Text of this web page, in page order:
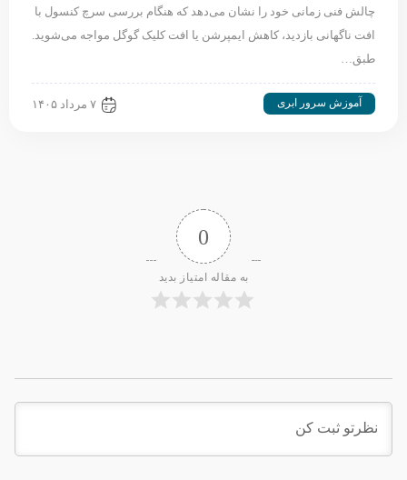
چالش فنی زمانی خود را نشان می‌دهد که هنگام بررسی سرچ کنسول با
افت ناگهانی بازدید، کاهش ایمپرشن یا افت کلیک گوگل مواجه می‌شوید.
طبق…
آموزش سرور ابری ۷ مرداد ۱۴۰۵
0
به مقاله امتیاز بدید